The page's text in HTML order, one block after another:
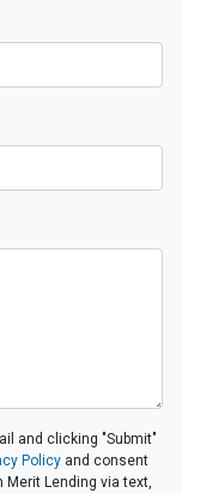
and clicking "Submit"
Policy and consent
Lending via text,